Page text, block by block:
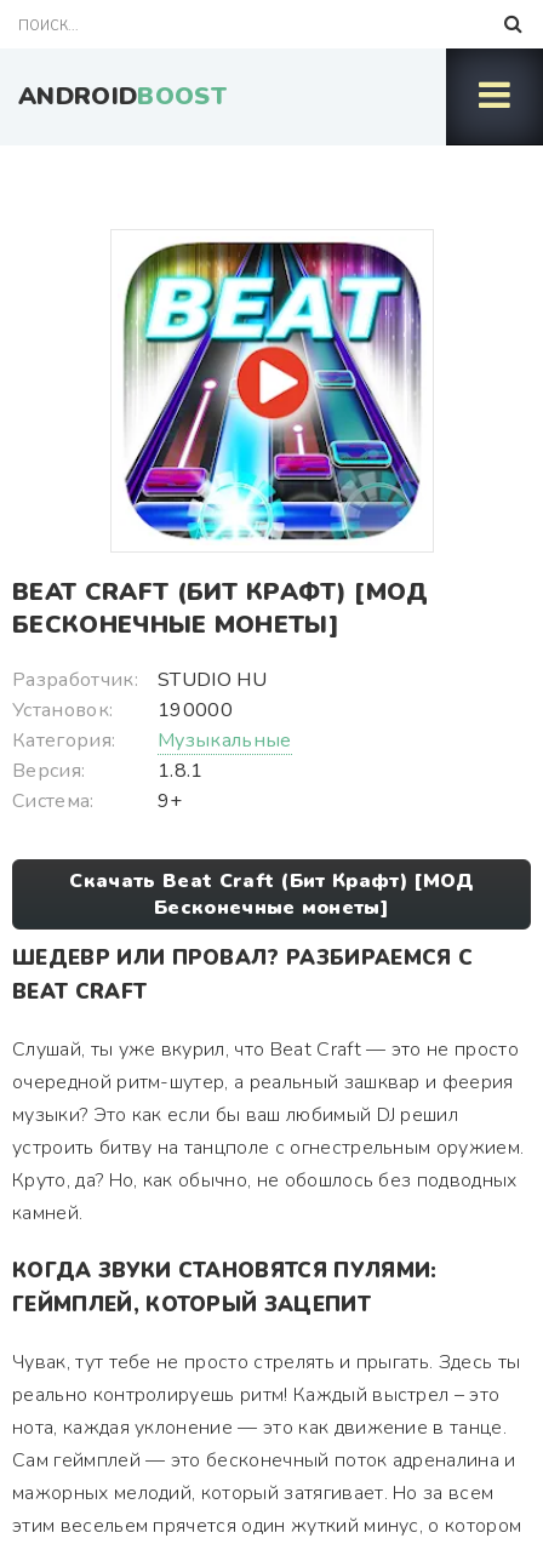
ANDROIDBOOST
BEAT CRAFT (БИТ КРАФТ) [МОД
БЕСКОНЕЧНЫЕ МОНЕТЫ]
Разработчик:
STUDIO HU
Установок:
190000
Категория:
Музыкальные
Версия:
1.8.1
Система:
9+
Скачать Beat Craft (Бит Крафт) [МОД
Бесконечные монеты]
ШЕДЕВР ИЛИ ПРОВАЛ? РАЗБИРАЕМСЯ С
BEAT CRAFT
Слушай, ты уже вкурил, что Beat Craft — это не просто
очередной ритм-шутер, а реальный зашквар и феерия
музыки? Это как если бы ваш любимый DJ решил
устроить битву на танцполе с огнестрельным оружием.
Круто, да? Но, как обычно, не обошлось без подводных
камней.
КОГДА ЗВУКИ СТАНОВЯТСЯ ПУЛЯМИ:
ГЕЙМПЛЕЙ, КОТОРЫЙ ЗАЦЕПИТ
Чувак, тут тебе не просто стрелять и прыгать. Здесь ты
реально контролируешь ритм! Каждый выстрел – это
нота, каждая уклонение — это как движение в танце.
Сам геймплей — это бесконечный поток адреналина и
мажорных мелодий, который затягивает. Но за всем
этим весельем прячется один жуткий минус, о котором